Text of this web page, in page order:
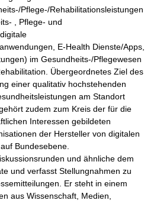
Pflege-/Rehabilitationsleistungen
, Pflege- und
E-Health Dienste/Apps,
im Gesundheits-/Pflegewesen
Übergeordnetes Ziel des
einer qualitativ hochstehenden
am Standort
zudem zum Kreis der für die
Interessen gebildeten
der Hersteller von digitalen
Bundesebene.
und ähnliche dem
und verfasst Stellungnahmen zu
Er steht in einem
aus Wissenschaft, Medien,